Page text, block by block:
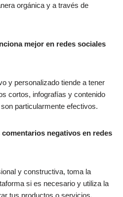
orgánica y a través de
mejor en redes sociales
y personalizado tiende a tener
cortos, infografías y contenido
particularmente efectivos.
negativos en redes
y constructiva, toma la
si es necesario y utiliza la
tus productos o servicios.